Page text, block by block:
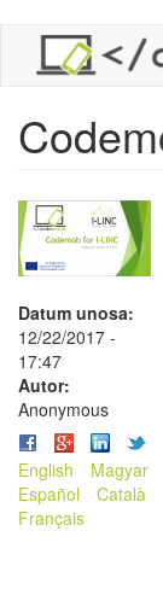
Skoči
glavni
Datum unosa:
12/22/2017 -
17:47
Autor:
Anonymous
English
Magyar
Español
Català
Français